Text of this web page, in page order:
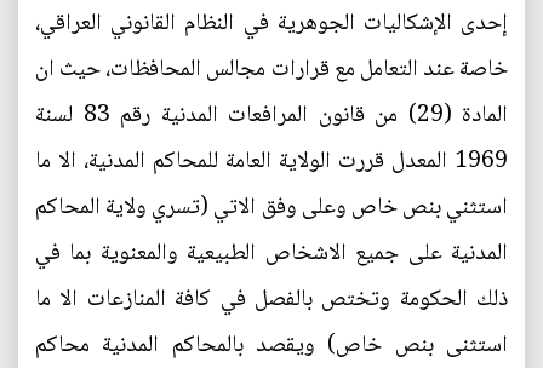
إحدى الإشكاليات الجوهرية في النظام القانوني العراقي،
خاصة عند التعامل مع قرارات مجالس المحافظات، حيث ان
المادة (29) من قانون المرافعات المدنية رقم 83 لسنة
1969 المعدل قررت الولاية العامة للمحاكم المدنية، الا ما
استثني بنص خاص وعلى وفق الاتي (تسري ولاية المحاكم
المدنية على جميع الاشخاص الطبيعية والمعنوية بما في
ذلك الحكومة وتختص بالفصل في كافة المنازعات الا ما
استثنى بنص خاص) ويقصد بالمحاكم المدنية محاكم